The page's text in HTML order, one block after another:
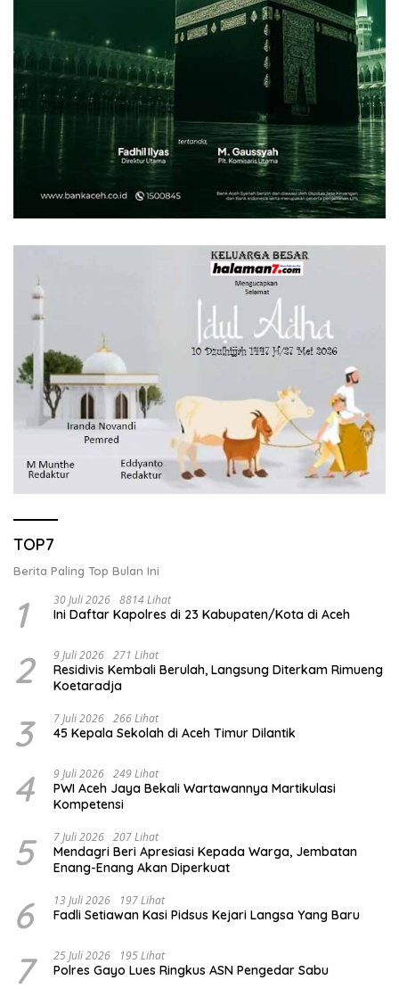
TOP7
Berita Paling Top Bulan Ini
1 30 Juli 2026 8814 Lihat
Ini Daftar Kapolres di 23 Kabupaten/Kota di Aceh
2 9 Juli 2026 271 Lihat
Residivis Kembali Berulah, Langsung Diterkam Rimueng
Koetaradja
3 7 Juli 2026 266 Lihat
45 Kepala Sekolah di Aceh Timur Dilantik
4 9 Juli 2026 249 Lihat
PWI Aceh Jaya Bekali Wartawannya Martikulasi
Kompetensi
5 7 Juli 2026 207 Lihat
Mendagri Beri Apresiasi Kepada Warga, Jembatan
Enang-Enang Akan Diperkuat
6 13 Juli 2026 197 Lihat
Fadli Setiawan Kasi Pidsus Kejari Langsa Yang Baru
7 25 Juli 2026 195 Lihat
Polres Gayo Lues Ringkus ASN Pengedar Sabu